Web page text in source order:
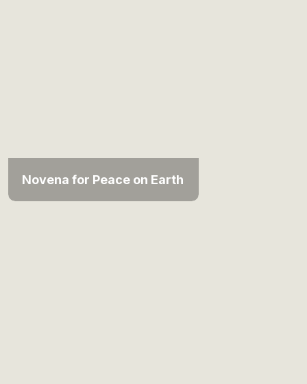
Novena for Peace on Earth